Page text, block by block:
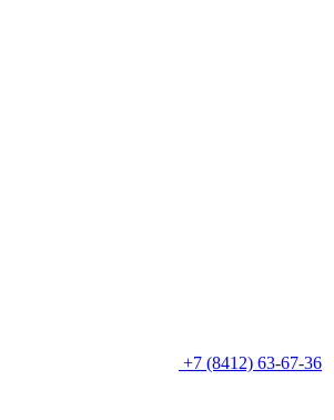
+7 (8412) 63-67-36